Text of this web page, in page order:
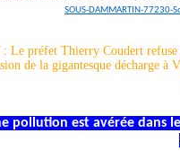
SOUS-DAMMARTIN-77230-
pollution est avérée